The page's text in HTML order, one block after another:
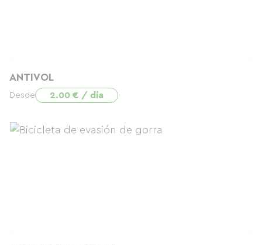
ANTIVOL
Desde 2.00 € / día